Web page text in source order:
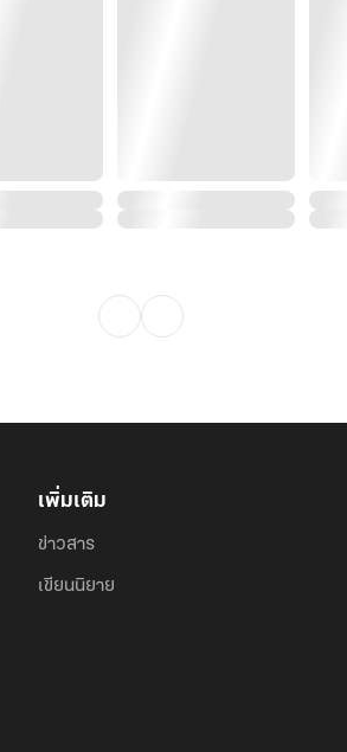
เพิ่มเติม
ข่าวสาร
เขียนนิยาย